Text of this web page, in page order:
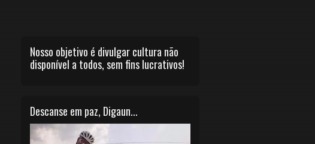
Nosso objetivo é divulgar cultura não
disponível a todos, sem fins lucrativos!
Descanse em paz, Digaun...